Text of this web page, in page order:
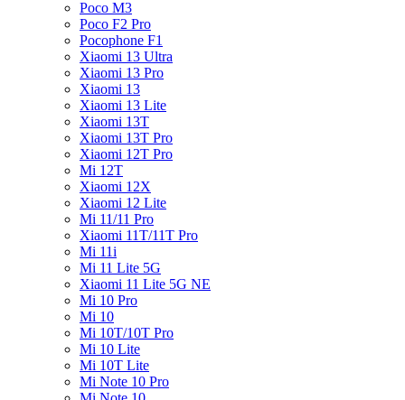
Poco M3
Poco F2 Pro
Pocophone F1
Xiaomi 13 Ultra
Xiaomi 13 Pro
Xiaomi 13
Xiaomi 13 Lite
Xiaomi 13T
Xiaomi 13T Pro
Xiaomi 12T Pro
Mi 12T
Xiaomi 12X
Xiaomi 12 Lite
Mi 11/11 Pro
Xiaomi 11T/11T Pro
Mi 11i
Mi 11 Lite 5G
Xiaomi 11 Lite 5G NE
Mi 10 Pro
Mi 10
Mi 10T/10T Pro
Mi 10 Lite
Mi 10T Lite
Mi Note 10 Pro